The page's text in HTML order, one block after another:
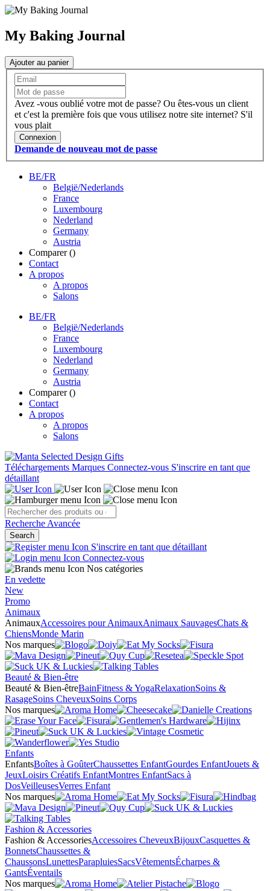
My Baking Journal
Ajouter au panier
Avez -vous oublié votre mot de passe? Ou êtes-vous un client
et c'est la première fois que vous utilisez notre site internet? S'il
vous plait
Connexion
Demande de nouveau mot de passe
BE/FR
België/Nederlands
France
Luxembourg
Nederland
Germany
Austria
Comparer ()
Contact
A propos
A propos
Salons
BE/FR
België/Nederlands
France
Luxembourg
Nederland
Germany
Austria
Comparer ()
Contact
A propos
A propos
Salons
Téléchargements Marques Connectez-vous S'inscrire en tant que
détaillant
Recherche Avancée
Search
S'inscrire en tant que détaillant
Connectez-vous
Nos catégories
En vedette
New
Promo
Animaux
AnimauxAccessoires pour AnimauxAnimaux SauvagesChats &
ChiensMonde Marin
Nos marques
Beauté & Bien-être
Beauté & Bien-êtreBainFitness & YogaRelaxationSoins &
RasageSoins CheveuxSoins Corps
Nos marques
Enfants
EnfantsBoîtes à GoûterChaussettes EnfantGourdes EnfantJouets &
JeuxLoisirs Créatifs EnfantMontres EnfantSacs à
DosVeilleusesVerres Enfant
Nos marques
Fashion & Accessories
Fashion & AccessoriesAccessoires CheveuxBijouxCasquettes &
BonnetsChaussettes &
ChaussonsLunettesParapluiesSacsVêtementsÉcharpes &
GantsÉventails
Nos marques